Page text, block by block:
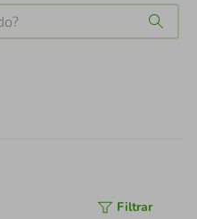
Filtrar